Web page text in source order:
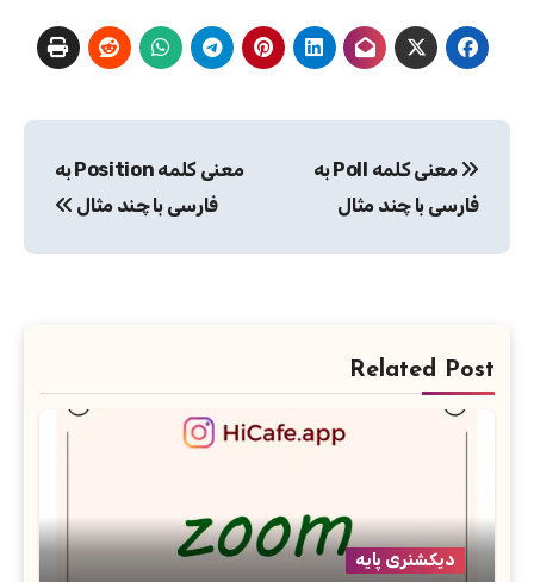
نوشته
معنی کلمه Poll به
فارسی با چند مثال
معنی کلمه Position به
فارسی با چند مثال
Related Post
دیکشنری پایه